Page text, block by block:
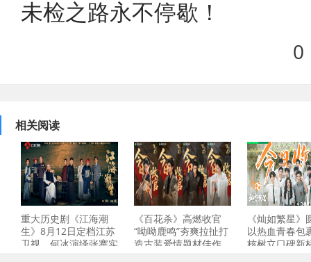
未检之路永不停歇！
0
相关阅读
重大历史剧《江海潮
生》8月12日定档江苏
卫视，何冰演绎张謇实
《百花杀》高燃收官
“呦呦鹿鸣”夯爽拉扯打
造古装爱情题材佳作
《灿如繁星》
以热血青春包
核树立口碑新